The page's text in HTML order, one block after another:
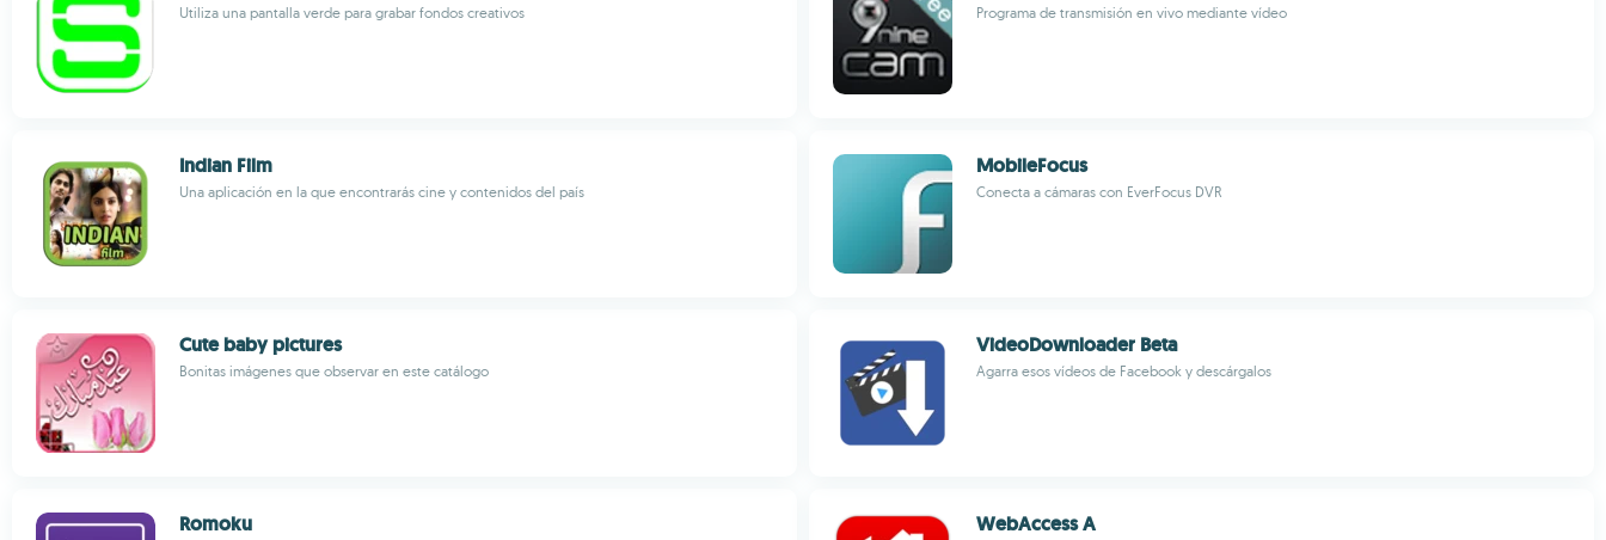
Utiliza una pantalla verde para grabar fondos creativos Programa de transmisión en vivo mediante vídeo
Indian Film
Una aplicación en la que encontrarás cine y contenidos del país
MobileFocus
Conecta a cámaras con EverFocus DVR
Cute baby pictures
Bonitas imágenes que observar en este catálogo
VideoDownloader Beta
Agarra esos vídeos de Facebook y descárgalos
Romoku WebAccess A